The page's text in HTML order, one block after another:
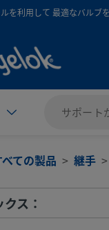
を利用して 最適なバルブ
べての製品 継手
ス：